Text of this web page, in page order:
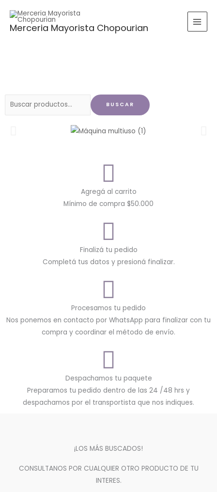
contenido
Merceria Mayorista Chopourian
Buscar
BUSCAR
Agregá al carrito
Mínimo de compra $50.000
Finalizá tu pedido
Completá tus datos y presioná finalizar.
Procesamos tu pedido
Nos ponemos en contacto por WhatsApp para finalizar con tu
compra y coordinar el método de envío.
Despachamos tu paquete
Preparamos tu pedido dentro de las 24 /48 hrs y
despachamos por el transportista que nos indiques.
¡LOS MÁS BUSCADOS!
CONSULTANOS POR CUALQUIER OTRO PRODUCTO DE TU
INTERES.